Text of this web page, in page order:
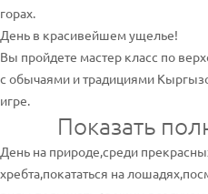
горах.
День в красивейшем ущелье!
Вы пройдете мастер класс по
с обычаями и традициями
игре.
Показать
День на природе,среди
хребта,покататься на